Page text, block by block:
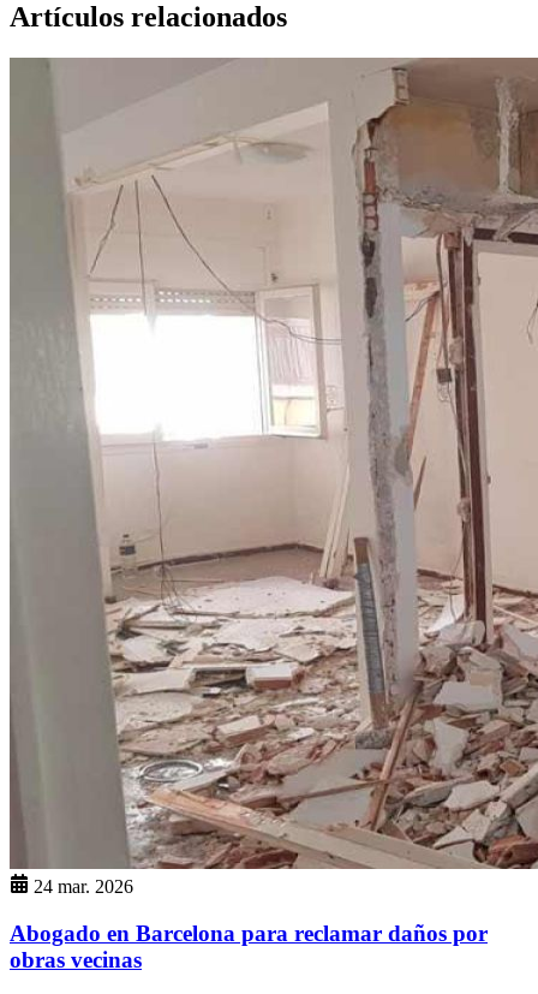
Artículos relacionados
24 mar. 2026
Abogado en Barcelona para reclamar daños por
obras vecinas